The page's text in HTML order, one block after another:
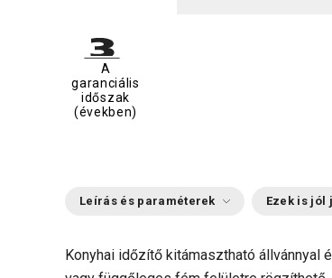
A
garanciális
időszak
(években)
Leírás és paraméterek Ezek is jól
Konyhai időzítő kitámasztható